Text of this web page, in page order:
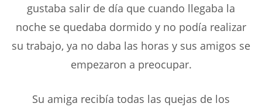
gustaba salir de día que cuando llegaba la
noche se quedaba dormido y no podía realizar
su trabajo, ya no daba las horas y sus amigos se
empezaron a preocupar.
Su amiga recibía todas las quejas de los